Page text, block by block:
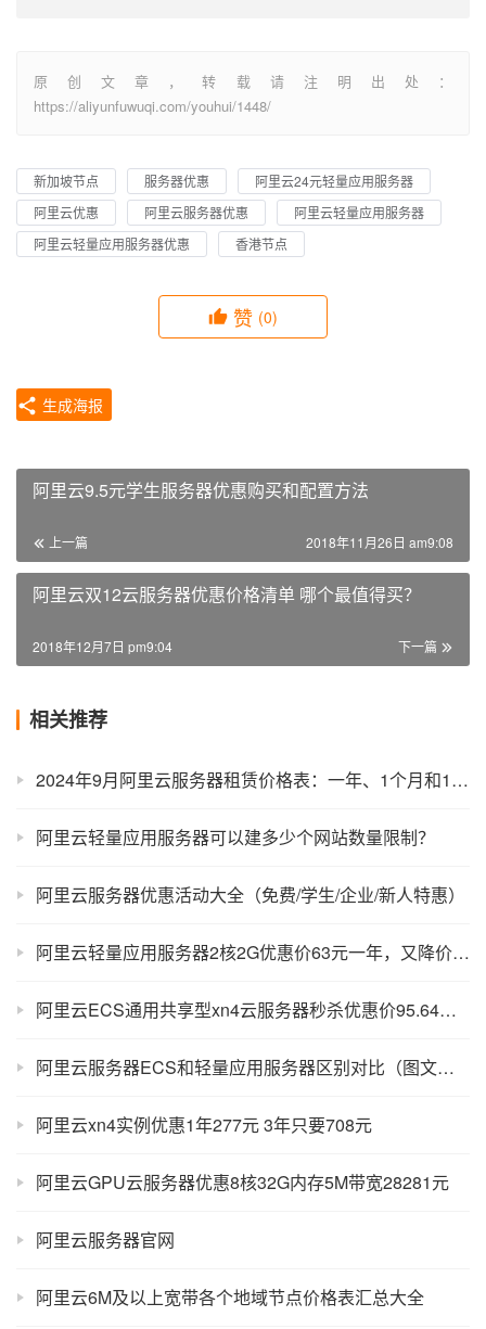
原创文章，转载请注明出处：
https://aliyunfuwuqi.com/youhui/1448/
新加坡节点 服务器优惠
阿里云24元轻量应用服务器
阿里云优惠
阿里云服务器优惠
阿里云轻量应用服务器
阿里云轻量应用服务器优惠
香港节点
赞 (0)
生成海报
阿里云9.5元学生服务器优惠购买和配置方法
上一篇 2018年11月26日 am9:08
阿里云双12云服务器优惠价格清单 哪个最值得买？
下一篇
2018年12月7日 pm9:04
相关推荐
2024年9月阿里云服务器租赁价格表：一年、1个月和1小时收费标准
阿里云轻量应用服务器可以建多少个网站数量限制？
阿里云服务器优惠活动大全（免费/学生/企业/新人特惠）
阿里云轻量应用服务器2核2G优惠价63元一年，又降价了！
阿里云ECS通用共享型xn4云服务器秒杀优惠价95.64元一年
阿里云服务器ECS和轻量应用服务器区别对比（图文详解）
阿里云xn4实例优惠1年277元 3年只要708元
阿里云GPU云服务器优惠8核32G内存5M带宽28281元
阿里云服务器官网
阿里云6M及以上宽带各个地域节点价格表汇总大全